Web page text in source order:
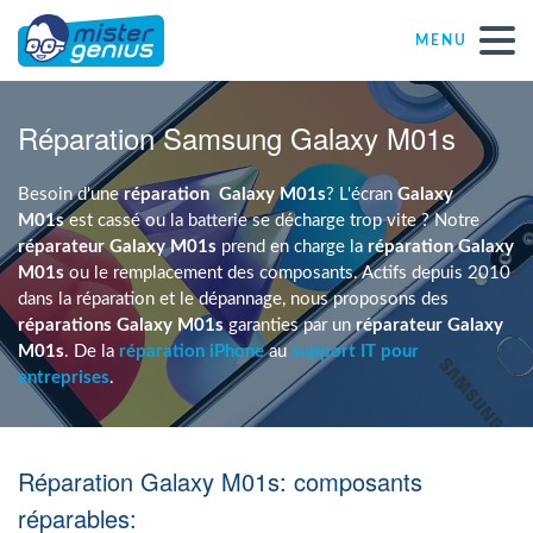
MENU
Réparations – Dépannages
Magasins informatiques toutes marques
Particulier
Indépendant
PME
ASBL
Réparation Samsung Galaxy M01s
Besoin d'uneréparation Galaxy M01s? L'écran Galaxy
M01sest cassé ou la batterie se décharge trop vite ? Notre
réparateur Galaxy M01s prend en charge la réparation Galaxy
M01s ou le remplacement des composants. Actifs depuis 2010
dans la réparation et le dépannage, nous proposons des
réparations Galaxy M01sgaranties par un réparateur Galaxy
M01s. De la réparation iPhoneau support IT pour
entreprises.
Réparation Galaxy M01s: composants
réparables: